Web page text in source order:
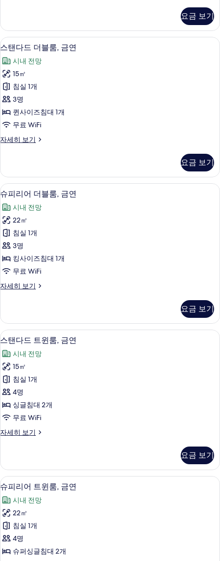
기
세
히
보
요금 보기
스
탠
다
드
더
블
룸,
연
진
모
두
보
기
스탠다드 더블룸, 금연 | 객실 내 금고,
10
스탠다드 더블룸, 금연
시내 전망
15㎡
침실 1개
3명
퀸사이즈침대 1개
무료 WiFi
자세히 보기
스
더
블
룸,
금
연
자
세
히
보
기
요금 보기
슈
피
리
어
더
블
룸,
연
진
모
두
보
기
슈피리어 더블룸, 금연 | 객실 내 금고,
7
슈피리어 더블룸, 금연
시내 전망
22㎡
침실 1개
3명
킹사이즈침대 1개
무료 WiFi
자세히 보기
슈
더
블
룸,
연
자
세
히
보
기
요금 보기
스
탠
다
드
트
윈
룸,
연
진
모
두
보
기
스탠다드 트윈룸, 금연 | 객실 내 금고,
7
스탠다드 트윈룸, 금연
시내 전망
15㎡
침실 1개
4명
싱글침대 2개
무료 WiFi
자세히 보기
스
트
윈
룸,
금
연
자
세
히
보
기
요금 보기
슈
피
리
어
트
윈
슈피리어 트윈룸, 금연 | 객실 내 금고,
5
슈피리어 트윈룸, 금연
시내 전망
22㎡
침실 1개
4명
슈퍼싱글침대 2개